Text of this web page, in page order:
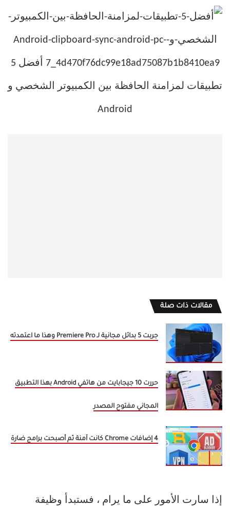
مقالات ذات صلة
جربت 5 بدائل مجانية لـ Premiere Pro وهذا ما اعتمدته
حررت 10 جيجابايت من هاتفي Android بهذا التطبيق
المجاني مفتوح المصدر
4 إضافات Chrome كانت آمنة ثم أصبحت برامج ضارة
إذا سارت الأمور على ما يرام ، فستبدأ وظيفة